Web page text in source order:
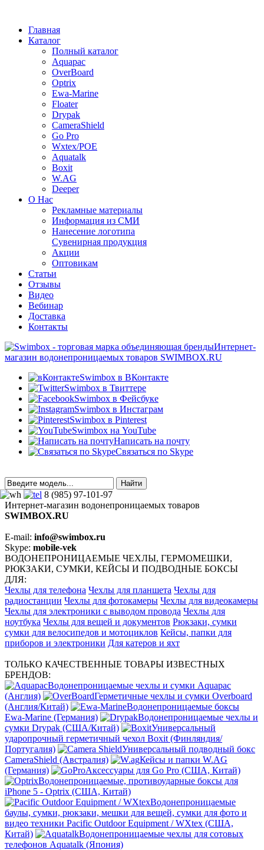
Главная
Каталог
Полный каталог
Aquapac
OverBoard
Optrix
Ewa-Marine
Floater
Drypak
CameraShield
Go Pro
Wxtex/POE
Aquatalk
Boxit
W.AG
Deeper
О Нас
Рекламные материалы
Информация из СМИ
Нанесение логотипа
Сувенирная продукция
Акции
Оптовикам
Статьи
Отзывы
Видео
Вебинар
Доставка
Контакты
Интернет-
магазин водонепроницаемых товаров SWIMBOX.RU
Swimbox в ВКонтакте
Swimbox в Твиттере
Swimbox в Фейсбуке
Swimbox в Инстаграм
Swimbox в Pinterest
Swimbox на YouTube
Написать на почту
Связаться по Skype
8 (985) 97-101-97
Интернет-магазин водонепроницаемых товаров
SWIMBOX.RU
E-mail: info@swimbox.ru
Skype: mobile-vek
ВОДОНЕПРОНИЦАЕМЫЕ ЧЕХЛЫ, ГЕРМОМЕШКИ,
РЮКЗАКИ, СУМКИ, КЕЙСЫ И ПОДВОДНЫЕ БОКСЫ
ДЛЯ:
Чехлы для телефона Чехлы для планшета Чехлы для
радиостанции Чехлы для фотокамеры Чехлы для видеокамеры
Чехлы для электроники с выводом провода Чехлы для
ноутбука Чехлы для вещей и документов Рюкзаки, сумки
сумки для велосипедов и мотоциклов Кейсы, папки для
приборов и электроники Для катеров и яхт
ТОЛЬКО КАЧЕСТВЕННЫЕ ТОВАРЫ ИЗВЕСТНЫХ
БРЕНДОВ:
Водонепроницаемые чехлы и сумки Aquapac
(Англия)
Герметичные чехлы и сумки Overboard
(Англия/Китай)
Водонепроницаемые боксы
Ewa-Marine (Германия)
Водонепроницаемые чехлы и
сумки Drypak (США/Китай)
Универсальный
ударопрочный герметичный чехол Boxit (Финляндия/
Португалия)
Универсальный подводный бокс
CameraShield (Австралия)
Кейсы и папки W.AG
(Германия)
Аксессуары для Go Pro (США, Китай)
Водонепроницаемые, противоударные боксы для
iPhone 5 - Optrix (США, Китай)
Водонепроницаемые
баулы, сумки, рюкзаки, мешки для вещей, сумки для фото и
видео техники Pacific Outdoor Equipment / WXtex (США,
Китай)
Водонепроницаемые чехлы для сотовых
телефонов Aquatalk (Япония)